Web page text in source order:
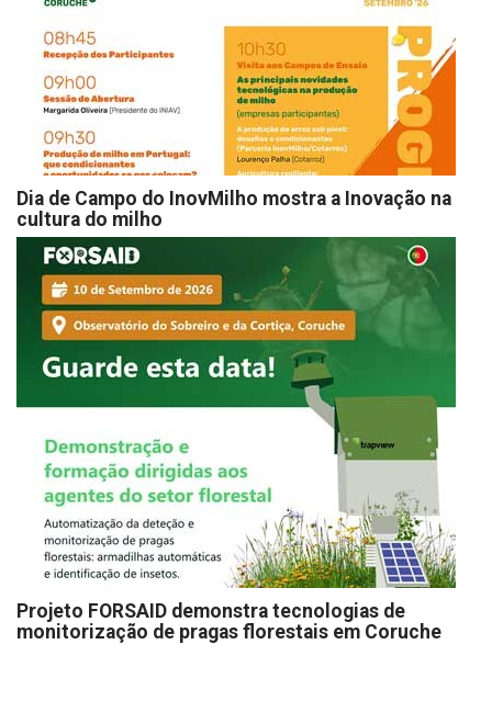
Dia de Campo do InovMilho mostra a Inovação na
cultura do milho
Projeto FORSAID demonstra tecnologias de
monitorização de pragas florestais em Coruche